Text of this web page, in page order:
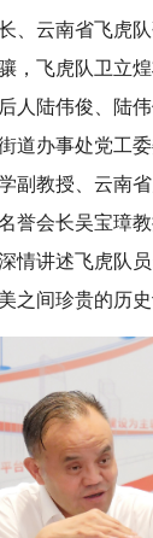
、云南省飞虎
，飞虎队卫立
人陆伟俊、陆
道办事处党工
副教授、云南
誉会长吴宝璋
情讲述飞虎队
之间珍贵的历史